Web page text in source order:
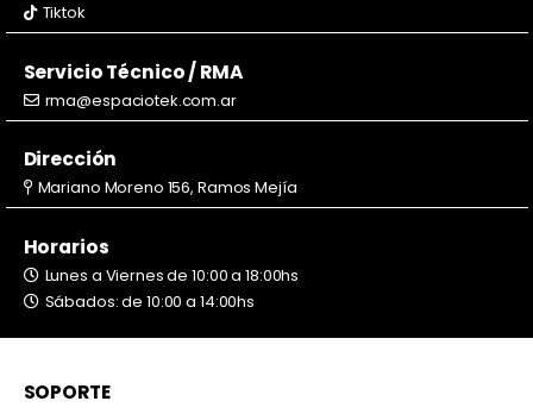
Tiktok
Servicio Técnico / RMA
rma@espaciotek.com.ar
Dirección
Mariano Moreno 156, Ramos Mejía
Horarios
Lunes a Viernes de 10:00 a 18:00hs
Sábados: de 10:00 a 14:00hs
SOPORTE